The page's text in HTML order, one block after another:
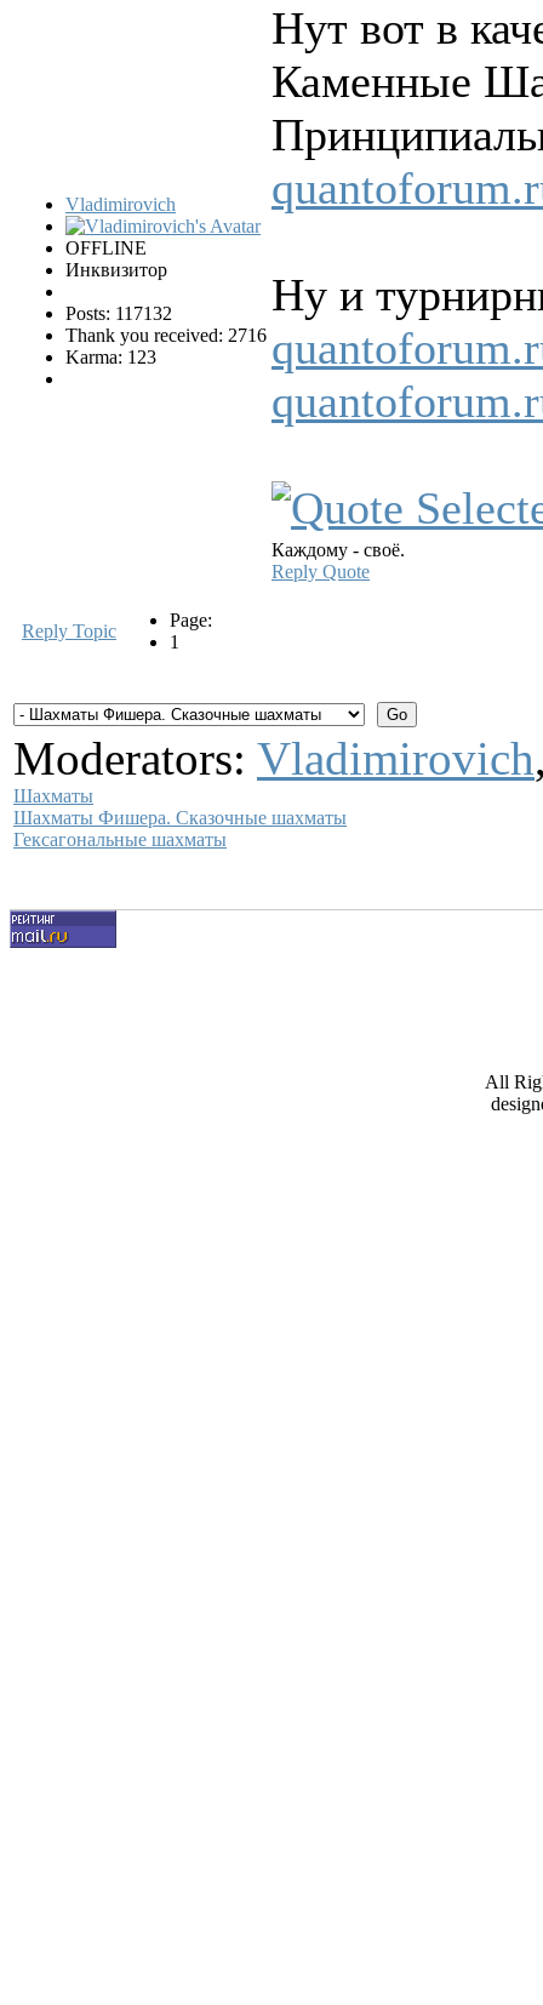
Vladimirovich
OFFLINE
Инквизитор
Posts: 117132
Thank you received: 2716
Karma: 123
Нут вот в
Каменные
Ну и
Каждому - своё.
Reply Quote
Reply Topic
Page:
1
Moderators: Vladimirovich
Шахматы
Шахматы Фишера. Сказочные шахматы
Гексагональные шахматы
All